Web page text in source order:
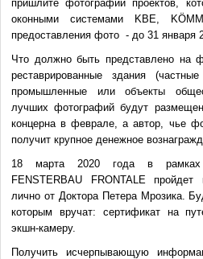
пришлите фотографии проектов,
оконными системами KBE,
предоставления фото - до 31 января
Что должно быть представлено на
реставрированные здания
промышленные или объекты
лучших фотографий будут
концерна в феврале, а автор, чье
получит крупное денежное
18 марта 2020 года в рамках
FENSTERBAU FRONTALE пройдет
лично от Доктора Петера Мрозика.
которым вручат: сертификат на
экшн-камеру.
Получить исчерпывающую